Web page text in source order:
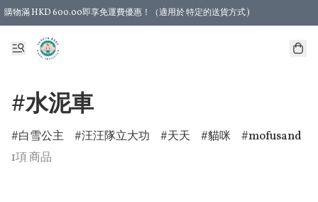
購物滿 HKD 600.00即享免運費優惠！（適用於 特定的送貨方式 )
#水泥車
白雪公主 汪汪隊立大功 天天 貓咪
mofusand
1項 商品